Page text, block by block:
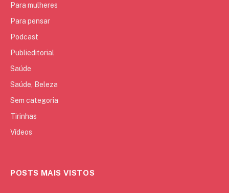
Para mulheres
Para pensar
Podcast
Publieditorial
Saúde
Saúde, Beleza
Sem categoria
Tirinhas
Vídeos
POSTS MAIS VISTOS